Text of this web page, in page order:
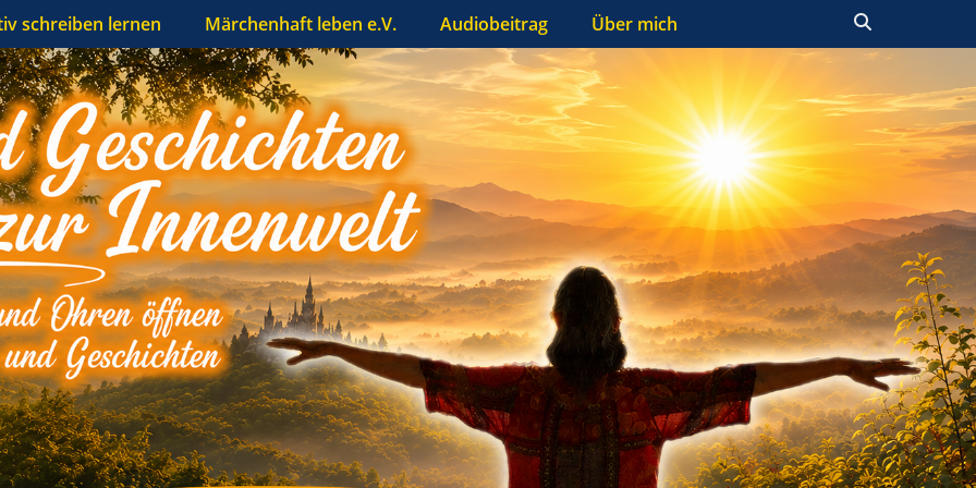
schreiben lernen Märchenhaft leben e.V. Audiobeitrag Über mich